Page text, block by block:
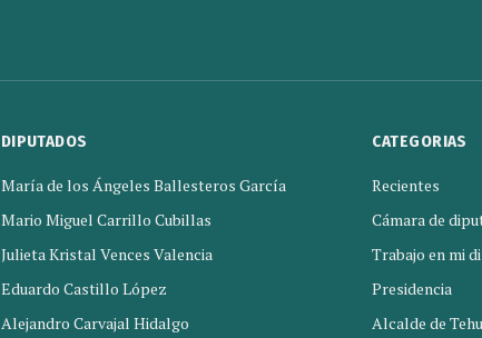
DIPUTADOS
María de los Ángeles Ballesteros García
Mario Miguel Carrillo Cubillas
Julieta Kristal Vences Valencia
Eduardo Castillo López
Alejandro Carvajal Hidalgo
CATEGORIAS
Recientes
Cámara de
Trabajo en mi
Presidencia
Alcalde de